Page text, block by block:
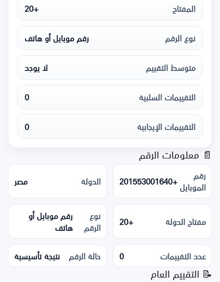
المفتاح
+20
نوع الرقم
رقم موبايل أو هاتف
متوسط التقييم
لا يوجد
التقييمات السلبية
0
التقييمات الإيجابية
0
📄 معلومات الرقم
رقم
الموبايل+201553001640 الدولة مصر
مفتاح الدولة +20
نوع
الرقم
رقم موبايل أو
هاتف
عدد التقييمات
0 حالة الرقم نتيجة تأسيسية
📝 التقييم العام